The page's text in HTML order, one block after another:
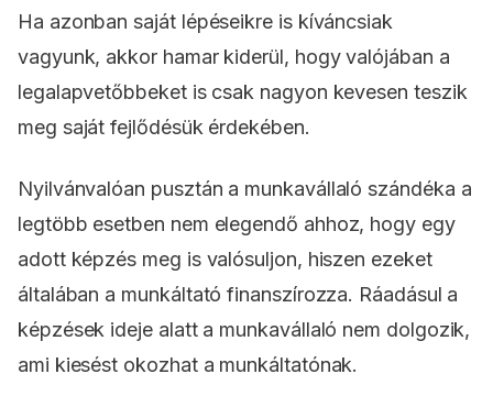
Ha azonban saját lépéseikre is kíváncsiak
vagyunk, akkor hamar kiderül, hogy valójában a
legalapvetőbbeket is csak nagyon kevesen teszik
meg saját fejlődésük érdekében.
Nyilvánvalóan pusztán a munkavállaló szándéka a
legtöbb esetben nem elegendő ahhoz, hogy egy
adott képzés meg is valósuljon, hiszen ezeket
általában a munkáltató finanszírozza. Ráadásul a
képzések ideje alatt a munkavállaló nem dolgozik,
ami kiesést okozhat a munkáltatónak.